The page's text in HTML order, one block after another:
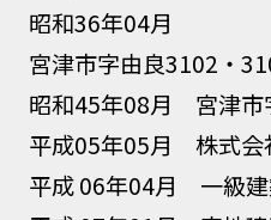
昭和36年04月
宮津市字由良3102・
昭和45年08月 宮津市
平成05年05月 株式会
平成 06年04月 一級